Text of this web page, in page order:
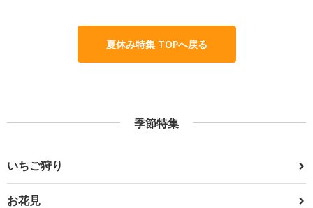
夏休み特集 TOPへ戻る
季節特集
いちご狩り
お花見